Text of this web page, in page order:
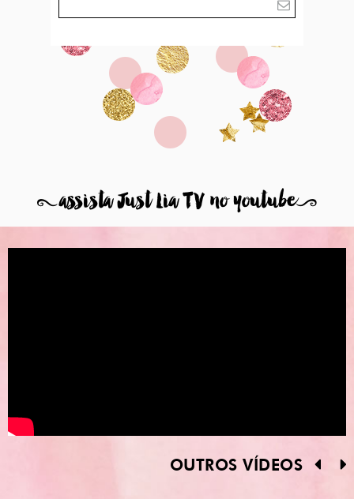
8assista Just Lia TV no youtube9
OUTROS VÍDEOS